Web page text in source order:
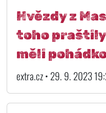
Hvězdy z
toho
měli
extra.cz • 29. 9. 2023